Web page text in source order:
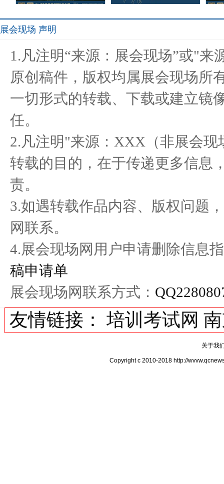
洱茶王
材地宝
淮安成功举办第四届淮河华
展会现场 声明
1.凡注明“来源：展会现场”或"
原创稿件，版权均属展会现场所
一切形式的转载、下载或建立镜
任。
2.凡注明"来源：XXX（非展会
转载的目的，在于传递更多信息
责。
3.如遇转载作品内容、版权问题
网联系。
4.展会现场网用户申请删除信息
稿申请单
展会现场网联系方式：
友情链接： 培训考试网
关于我
Copyright c 2010-2018 http://